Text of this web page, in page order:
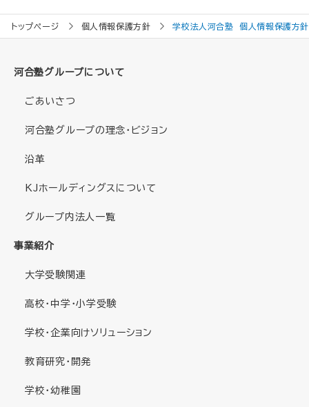
トップページ 個人情報保護方針 学校法人河合塾 個人情報保護方針
河合塾グループについて
ごあいさつ
河合塾グループの理念・ビジョン
沿革
KJホールディングスについて
グループ内法人一覧
事業紹介
大学受験関連
高校・中学・小学受験
学校・企業向けソリューション
教育研究・開発
学校・幼稚園